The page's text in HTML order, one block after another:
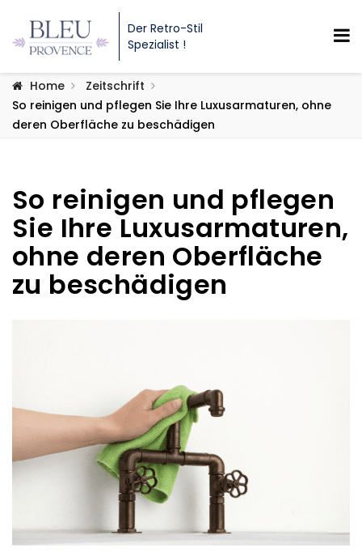
Der Retro-Stil
Spezialist !
Home
Zeitschrift
So reinigen und pflegen Sie Ihre Luxusarmaturen, ohne
deren Oberfläche zu beschädigen
So reinigen und pflegen
Sie Ihre Luxusarmaturen,
ohne deren Oberfläche
zu beschädigen